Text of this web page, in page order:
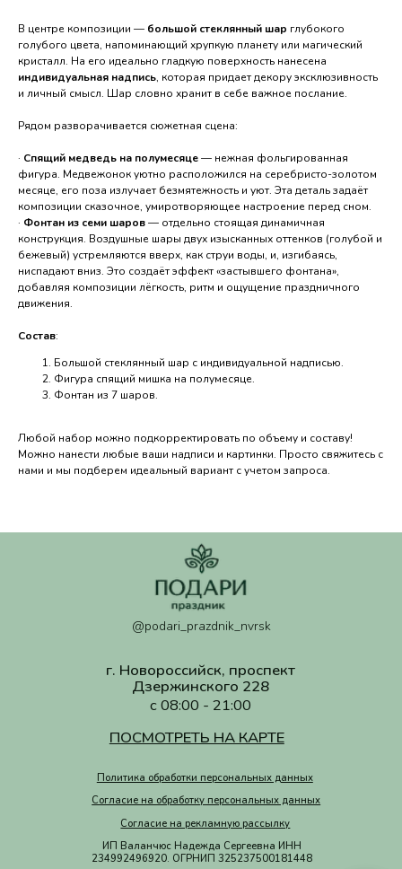
В центре композиции — большой стеклянный шар глубокого
голубого цвета, напоминающий хрупкую планету или магический
кристалл. На его идеально гладкую поверхность нанесена
индивидуальная надпись, которая придает декору эксклюзивность
и личный смысл. Шар словно хранит в себе важное послание.
Рядом разворачивается сюжетная сцена:
· Спящий медведь на полумесяце— нежная фольгированная
фигура. Медвежонок уютно расположился на серебристо-золотом
месяце, его поза излучает безмятежность и уют. Эта деталь задаёт
композиции сказочное, умиротворяющее настроение перед сном.
· Фонтан из семи шаров— отдельно стоящая динамичная
конструкция. Воздушные шары двух изысканных оттенков (голубой и
бежевый) устремляются вверх, как струи воды, и, изгибаясь,
ниспадают вниз. Это создаёт эффект «застывшего фонтана»,
добавляя композиции лёгкость, ритм и ощущение праздничного
движения.
Состав:
Большой стеклянный шар с индивидуальной надписью.
Фигура спящий мишка на полумесяце.
Фонтан из 7 шаров.
Любой набор можно подкорректировать по объему и составу!
Можно нанести любые ваши надписи и картинки. Просто свяжитесь с
нами и мы подберем идеальный вариант с учетом запроса.
Согласие на рекламную рассылку
Согласие на обработку персональных данных
ИП Валанчюс Надежда Сергеевна ИНН
234992496920. ОГРНИП 325237500181448
г. Новороссийск, проспект
Дзержинского 228
c 08:00 - 21:00
@podari_prazdnik_nvrsk